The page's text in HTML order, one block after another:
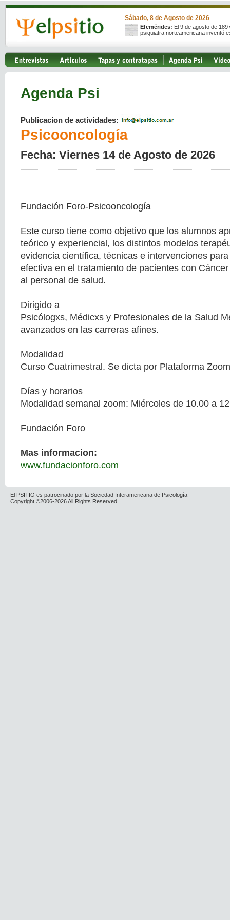
Sábado, 8 de Agosto de 2026
Efemérides: El 9 de agosto de
psiquiatra norteamericana inventó
Agenda Psi
Publicacion de actividades:
Psicooncología
Fecha: Viernes 14 de Agosto de 2026
Fundación Foro-Psicooncología
Este curso tiene como objetivo que los alumnos
teórico y experiencial, los distintos modelos
evidencia científica, técnicas e intervenciones
efectiva en el tratamiento de pacientes con
al personal de salud.
Dirigido a
Psicólogxs, Médicxs y Profesionales de la Salud
avanzados en las carreras afines.
Modalidad
Curso Cuatrimestral. Se dicta por Plataforma
Días y horarios
Modalidad semanal zoom: Miércoles de 10.00 a
Fundación Foro
Mas informacion:
www.fundacionforo.com
El PSITIO es patrocinado por la Sociedad Interamericana de Psicología
Copyright ©2006-2026 All Rights Reserved